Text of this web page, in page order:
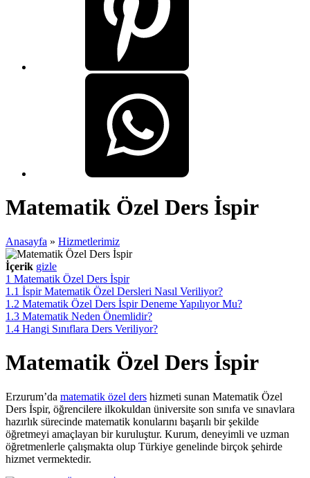
Matematik Özel Ders İspir
Anasayfa » Hizmetlerimiz
İçerik gizle
1 Matematik Özel Ders İspir
1.1 İspir Matematik Özel Dersleri Nasıl Veriliyor?
1.2 Matematik Özel Ders İspir Deneme Yapılıyor Mu?
1.3 Matematik Neden Önemlidir?
1.4 Hangi Sınıflara Ders Veriliyor?
Matematik Özel Ders İspir
Erzurum’da matematik özel ders hizmeti sunan Matematik Özel
Ders İspir, öğrencilere ilkokuldan üniversite son sınıfa ve sınavlara
hazırlık sürecinde matematik konularını başarılı bir şekilde
öğretmeyi amaçlayan bir kuruluştur. Kurum, deneyimli ve uzman
öğretmenlerle çalışmakta olup Türkiye genelinde birçok şehirde
hizmet vermektedir.